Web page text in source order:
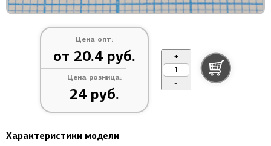
Цена опт:
от 20.4 руб.
Цена розница:
24 руб.
+
-
Характеристики модели